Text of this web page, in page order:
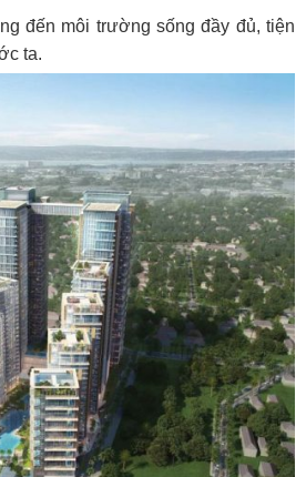
đến môi trường sống đầy đủ, tiện
ta.